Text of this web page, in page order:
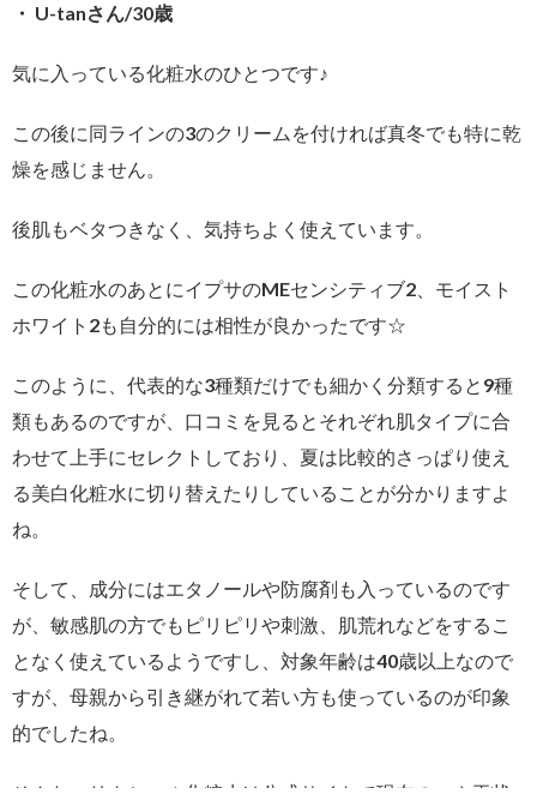
・ U-tanさん/30歳
気に入っている化粧水のひとつです♪
この後に同ラインの3のクリームを付ければ真冬でも特に乾
燥を感じません。
後肌もベタつきなく、気持ちよく使えています。
この化粧水のあとにイプサのMEセンシティブ2、モイスト
ホワイト2も自分的には相性が良かったです☆
このように、代表的な3種類だけでも細かく分類すると9種
類もあるのですが、口コミを見るとそれぞれ肌タイプに合
わせて上手にセレクトしており、夏は比較的さっぱり使え
る美白化粧水に切り替えたりしていることが分かりますよ
ね。
そして、成分にはエタノールや防腐剤も入っているのです
が、敏感肌の方でもピリピリや刺激、肌荒れなどをするこ
となく使えているようですし、対象年齢は40歳以上なので
すが、母親から引き継がれて若い方も使っているのが印象
的でしたね。
そんなエリクシール化粧水は公式サイトで現在のつや玉状